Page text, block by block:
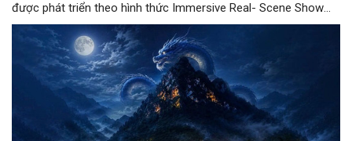
được phát triển theo hình thức Immersive Real- Scene Show
với định hướng kết nối thiên nhiên, văn hóa, di sản, nghệ thuật
và công nghệ để tạo nên một trải nghiệm mới cho du khách.